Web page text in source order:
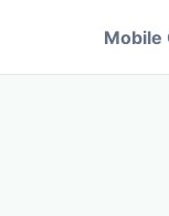
Mobile